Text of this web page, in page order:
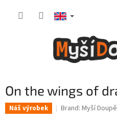
On the wings of
Náš výrobek Brand: Myší Doupě